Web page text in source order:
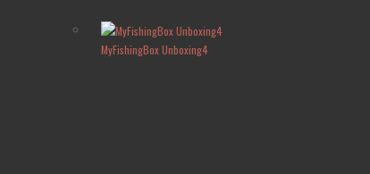
MyFishingBox Unboxing4